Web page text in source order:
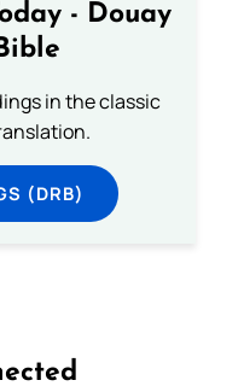
- Douay
in the classic
(DRB)